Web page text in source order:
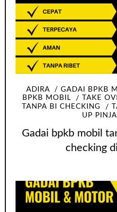
ADIRA GADAI BPKB
BPKB MOBIL
TAKE
TANPA BI CHECKING
UP
Gadai bpkb mobil
checking